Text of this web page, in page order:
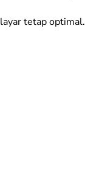
tetap optimal.